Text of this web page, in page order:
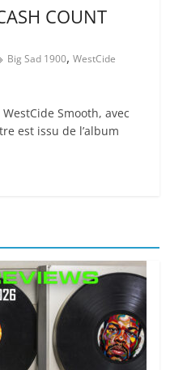
COUNT
Big Sad 1900,WestCide
Smooth, avec
est issu de l’album